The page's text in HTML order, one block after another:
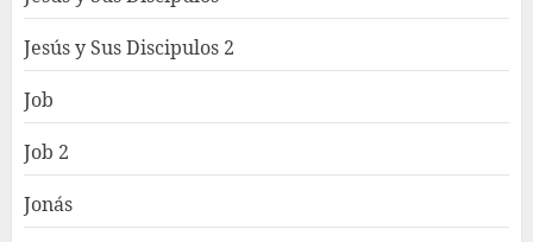
Jesús y Sus Discipulos 2
Job
Job 2
Jonás